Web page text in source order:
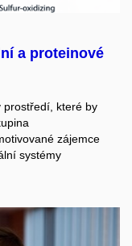
a proteinové
prostředí, které by
zájemce
systémy